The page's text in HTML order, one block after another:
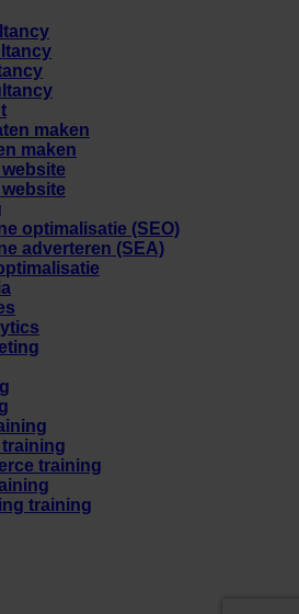
maken
maken
optimalisatie (SEO)
adverteren (SEA)
training
training